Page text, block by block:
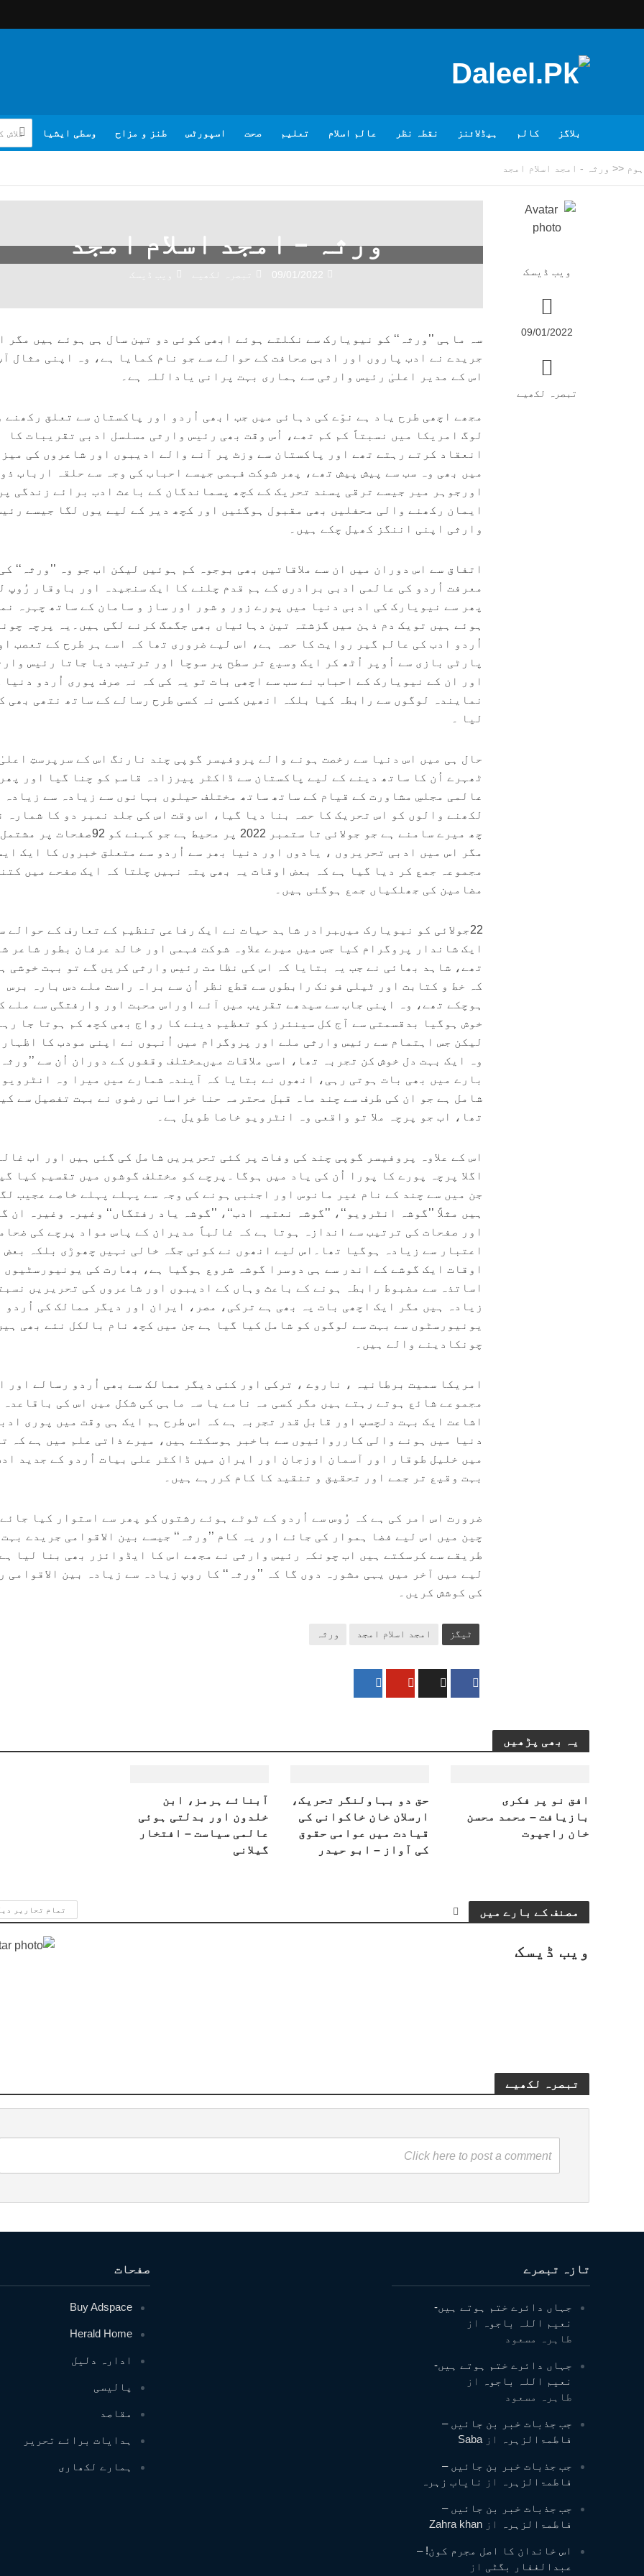
بلاگز کالم ہیڈلائنز نقطہ نظر عالم اسلام تعلیم صحت اسپورٹس طنز و مزاح وسطی ایشیا
ہوم << ورثہ - امجد اسلام امجد
ویب ڈیسک
09/01/2022
تبصرہ لکھیے
ورثہ – امجد اسلام امجد
09/01/2022
سہ ماہی ’’ورثہ‘‘ کو نیویارک سے نکلتے ہوئے ابھی کوئی دو تین سال ہی ہوئے ہیں مگر
جریدے نے ادب پاروں اور ادبی صحافت کے حوالے سے جو نام کمایا ہے، وہ اپنی مثال
اس کے مدیر اعلیٰ رئیس وارثی سے ہماری بہت پرانی یاداللہ ہے۔
مجھے اچھی طرح یاد ہے نوّے کی دہائی میں جب ابھی اُردو اور پاکستان سے تعلق رکھنے
لوگ امریکا میں نسبتاً کم کم تھے، اُس وقت بھی رئیس وارثی مسلسل ادبی تقریبات کا
انعقاد کرتے رہتے تھے اور پاکستان سے وزٹ پر آنے والے ادیبوں اور شاعروں کی
میں بھی وہ سب سے پیش پیش تھے، پھر شوکت فہمی جیسے احباب کی وجہ سے حلقہ ارباب
اورجوہر میر جیسے ترقی پسند تحریک کے کچھ پسماندگان کے باعث ادب برائے زندگی
ایمان رکھنے والی محفلیں بھی مقبول ہوگئیں اور کچھ دیر کے لیے یوں لگا جیسے
وارثی اپنی اننگز کھیل چکے ہیں۔
اتفاق سے اس دوران میں ان سے ملاقاتیں بھی بوجوہ کم ہوئیں لیکن اب جو وہ ’’ورثہ‘‘
معرفت اُردو کی عالمی ادبی برادری کے ہم قدم چلنے کا ایک سنجیدہ اور باوقار رُوپ
پھر سے نیویارک کی ادبی دنیا میں پورے زور و شور اور ساز و سامان کے ساتھ چہرہ
ہوئے ہیں تویک دم ذہن میں گزشتہ تین دہائیاں بھی جگمگ کرنے لگی ہیں۔یہ پرچہ
اُردو ادب کی عالم گیر روایت کا حصہ ہے، اس لیے ضروری تھا کہ اسے ہر طرح کے تعصب
پارٹی بازی سے اُوپر اُٹھ کر ایک وسیع تر سطح پر سوچا اور ترتیب دیا جاتا رئیس
اور ان کے نیویارک کے احباب نے سب سے اچھی بات تو یہ کی کہ نہ صرف پوری اُردو دنیا
نمایندہ لوگوں سے رابطہ کیا بلکہ انھیں کسی نہ کسی طرح رسالے کے ساتھ نتھی بھی
لیا ۔
حال ہی میں اس دنیا سے رخصت ہونے والے پروفیسر گوپی چند نارنگ اس کے سرپرستِ
ٹھہرے اُن کا ساتھ دینے کے لیے پاکستان سے ڈاکٹر پیرزادہ قاسم کو چنا گیا اور
عالمی مجلسِ مشاورت کے قیام کے ساتھ ساتھ مختلف حیلوں بہانوں سے زیادہ سے زیادہ
لکھنے والوں کو اس تحریک کا حصہ بنا دیا گیا، اس وقت اس کی جلد نمبر دو کا شمارہ
چھ میرے سامنے ہے جو جولائی تا ستمبر 2022 پر محیط ہے جو کہنے کو
مگر اس میں ادبی تحریروں ، یادوں اور دنیا بھر سے اُردو سے متعلق خبروں کا ایک
مجموعہ جمع کر دیا گیا ہے کہ بعض اوقات یہ بھی پتہ نہیں چلتا کہ ایک صفحے میں
مضامین کی جھلکیاں جمع ہوگئی ہیں۔
22جولائی کو نیویارک میںبرادر شاہد حیات نے ایک رفاعی تنظیم کے تعارف کے حوالے
ایک شاندار پروگرام کیا جس میں میرے علاوہ شوکت فہمی اور خالد عرفان بطور شاعر
تھے، شاہد بھائی نے جب یہ بتایا کہ اس کی نظامت رئیس وارثی کریں گے تو بہت خوشی
کہ خط و کتابت اور ٹیلی فونک رابطوں سے قطع نظر اُن سے براہ راست ملے دس بارہ برس
ہوچکے تھے، وہ اپنی جاب سے سیدھے تقریب میں آئے اوراس محبت اور وارفتگی سے ملے
خوش ہوگیا بدقسمتی سے آج کل سینئرز کو تعظیم دینے کا رواج بھی کچھ کم ہوتا جا
لیکن جس اہتمام سے رئیس وارثی ملے اور پروگرام میں اُنہوں نے اپنی مودب کا
وہ ایک بہت دل خوش کن تجربہ تھا، اسی ملاقات میںمختلف وقفوں کے دوران اُن سے
بارے میں بھی بات ہوتی رہی، انھوں نے بتایا کہ آیندہ شمارے میں میرا وہ
شامل ہے جو ان کی طرف سے چند ماہ قبل محترمہ حنا خراسانی رضوی نے بہت تفصیل سے
تھا، اب جو پرچہ ملا تو واقعی وہ انٹرویو خاصا طویل ہے۔
اس کے علاوہ پروفیسر گوپی چند کی وفات پر کئی تحریریں شامل کی گئی ہیں اور اب
اگلا پرچہ پورے کا پورا اُن کی یاد میں ہوگا۔پرچے کو مختلف گوشوں میں تقسیم کیا
جن میں سے چند کے نام غیر مانوس اور اجنبی ہونے کی وجہ سے پہلے پہلے خاصے عجیب
ہیں مثلاً ’’گوشہ انٹرویو‘‘، ’’گوشہ نعتیہ ادب‘‘، ’’گوشہ یاد رفتگاں‘‘ وغیرہ وغیرہ ان
اور صفحات کی ترتیب سے اندازہ ہوتا ہے کہ غالباً مدیران کے پاس مواد پرچے کی
اعتبار سے زیادہ ہوگیا تھا۔اس لیے انھوں نے کوئی جگہ خالی نہیں چھوڑی بلکہ بعض
اوقات ایک گوشے کے اندر سے ہی دوسرا گوشہ شروع ہوگیا ہے، بھارت کی یونیورسٹیوں
اساتذہ سے مضبوط رابطہ ہونے کے باعث وہاں کے ادیبوں اور شاعروں کی تحریریں
زیادہ ہیں مگر ایک اچھی بات یہ بھی ہے ترکی، مصر، ایران اور دیگر ممالک کی اُردو
یونیورسٹوں سے بہت سے لوگوں کو شامل کیا گیا ہے جن میں کچھ نام بالکل نئے بھی
چونکادینے والے ہیں۔
امریکا سمیت برطانیہ ، ناروے ، ترکی اور کئی دیگر ممالک سے بھی اُردو رسالے اور
مجموعے شائع ہوتے رہتے ہیں مگر کسی مہ نامے یا سہ ماہی کی شکل میں اس کی باقاعدہ
اشاعت ایک بہت دلچسپ اور قابل قدر تجربہ ہے کہ اس طرح ہم ایک ہی وقت میں پوری
دنیا میں ہونے والی کارروائیوں سے باخبر ہوسکتے ہیں، میرے ذاتی علم میں ہے کہ
میں خلیل طوقار اور آسمان اوزجان اور ایران میں ڈاکٹر علی بیات اُردو کے جدید
بہت وقیع تر جمے اور تحقیق و تنقید کا کام کررہے ہیں۔
ضرورت اس امر کی ہے کہ رُوس سے اُردو کے ٹوٹے ہوئے رشتوں کو پھر سے استوار کیا
چین میں اس لیے فضا ہموار کی جائے اور یہ کام ’’ورثہ‘‘ جیسے بین الاقوامی جریدے
طریقے سے کرسکتے ہیں اب چونکہ رئیس وارثی نے مجھے اس کا ایڈوائزر بھی بنا لیا
لیے میں آخر میں یہی مشورہ دوں گا کہ ’’ورثہ‘‘ کا روپ زیادہ سے زیادہ بین الاقوامی
کی کوشش کریں۔
ٹیگز امجد اسلام امجد ورثہ
یہ بھی پڑھیں
افق نو پر فکری
بازیافت – محمد محسن
خان راجپوت
حق دو بہاولنگر تحریک،
ارسلان خان خاکوانی کی
قیادت میں عوامی حقوق
کی آواز – ابو حیدر
آبنائے ہرمز، ابن
خلدون اور بدلتی ہوئی
عالمی سیاست – افتخار
گیلانی
مصنف کے بارے میں تمام تحاریر
ویب ڈیسک
تبصرہ لکھیے
Click here to post a comment
صفحات
Buy Adspace
Herald Home
ادارہ دلیل
پالیسی
مقاصد
ہدایات برائے تحریر
ہمارے لکھاری
تازہ تبصرے
جہاں دائرے ختم ہوتے ہیں-
نعیم اللہ باجوہ
از
طاہرہ مسعود
جہاں دائرے ختم ہوتے ہیں-
نعیم اللہ باجوہ
از
طاہرہ مسعود
جب جذبات خبر بن جائیں –
فاطمۃالزہرہ
ازSaba
جب جذبات خبر بن جائیں –
فاطمۃالزہرہ
از نایاب زہرہ
جب جذبات خبر بن جائیں –
فاطمۃالزہرہ
ازZahra khan
اس خاندان کا اصل مجرم کون! –
عبدالغفار بگٹی از